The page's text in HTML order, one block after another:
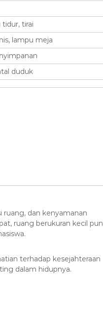
tirai
lampu meja
duduk
ruang, dan kenyamanan
ruang berukuran kecil pun
terhadap kesejahteraan
dalam hidupnya.